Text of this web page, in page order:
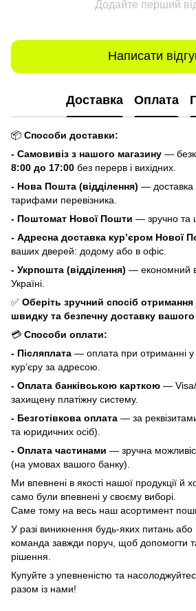
Додайте перший
Написати
Доставка Оплата
📦 Способи доставки:
- Самовивіз з нашого магазину —
8:00 до 17:00 без перерв і вихідних.
- Нова Пошта (відділення) — доставка
тарифами перевізника.
- Поштомат Нової Пошти — зручно та
- Адресна доставка кур’єром Нової
ваших дверей: додому або в офіс.
- Укрпошта (відділення) — економний
Україні.
✅ Оберіть зручний спосіб
швидку та безпечну доставку
💳 Способи оплати:
- Післяплата — оплата при отриманні у
кур’єру за адресою.
- Оплата банківською карткою — Visa/
захищену платіжну систему.
- Безготівкова оплата — за
та юридичних осіб).
- Оплата частинами — зручна
(на умовах вашого банку).
Ми впевнені в якості нашої продукції й
само були впевнені у своєму виборі.
Саме тому на весь наш асортимент
У разі виникнення будь-яких питань або
команда завжди поруч, щоб допомогти
рішення.
Купуйте з упевненістю та
разом із нами!